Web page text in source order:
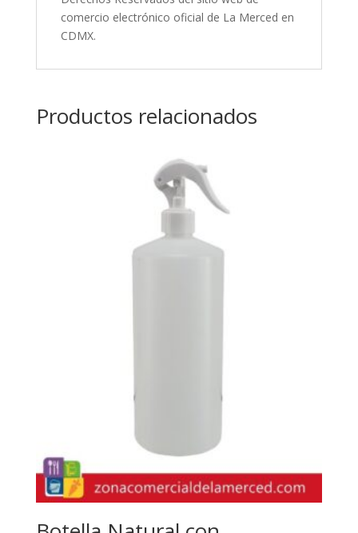
comercio electrónico oficial de La Merced en
CDMX.
Productos relacionados